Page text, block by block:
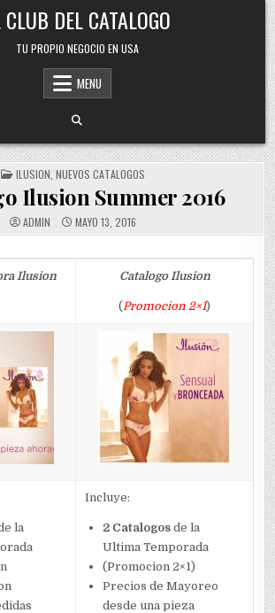
CLUB DEL CATALOGO
TU PROPIO NEGOCIO EN USA
MENU
POSTED
IN
ILUSION NUEVOS CATALOGOS
Ilusion Summer 2016
ADMIN MAYO 13, 2016
Ilusion Catalogo Ilusion
(Promocion 2×1)
la
Incluye:
2 Catalogos de la
Ultima Temporada
(Promocion 2×1)
Precios de Mayoreo
desde una pieza